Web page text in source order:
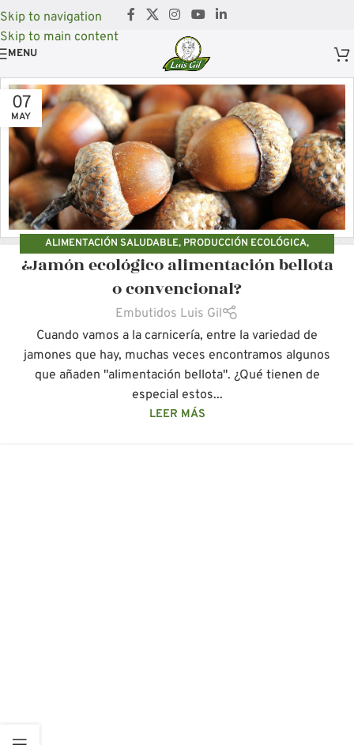
Skip to navigation
Skip to main content
MENU
07
MAY
ALIMENTACIÓN SALUDABLE, PRODUCCIÓN ECOLÓGICA,
PRODUCCIÓN SOSTENIBLE,PRODUCTOS ECOLÓGICOS
¿Jamón ecológico alimentación bellota
o convencional?
Embutidos Luis Gil
Cuando vamos a la carnicería, entre la variedad de
jamones que hay, muchas veces encontramos algunos
que añaden "alimentación bellota". ¿Qué tienen de
especial estos...
LEER MÁS